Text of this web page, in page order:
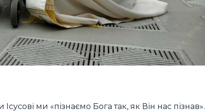
ми «пізнаємо Бога так, як Він нас пізнав».